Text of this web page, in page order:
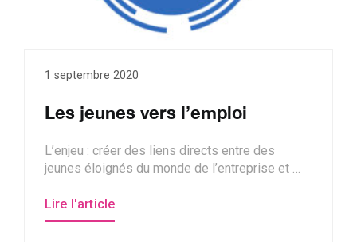
1 septembre 2020
Les jeunes vers l’emploi
L’enjeu : créer des liens directs entre des
jeunes éloignés du monde de l’entreprise et …
Lire l'article